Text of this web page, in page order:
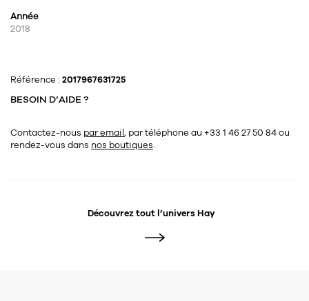
Année
2018
Référence : 2017967631725
BESOIN D’AIDE ?
Contactez-nous par email, par téléphone au +33 1 46 27 50 84ou
rendez-vous dans nos boutiques.
Découvrez tout l’univers Hay